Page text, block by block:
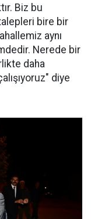
Biz bu
bire bir
aynı
Nerede bir
daha
diye